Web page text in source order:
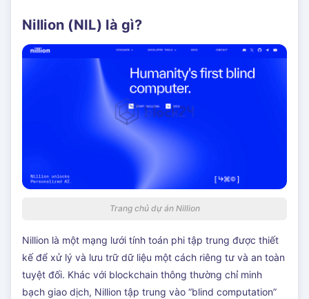
Nillion (NIL) là gì?
Trang chủ dự án Nillion
Nillion là một mạng lưới tính toán phi tập trung được thiết
kế để xử lý và lưu trữ dữ liệu một cách riêng tư và an toàn
tuyệt đối. Khác với blockchain thông thường chỉ minh
bạch giao dịch, Nillion tập trung vào “blind computation”